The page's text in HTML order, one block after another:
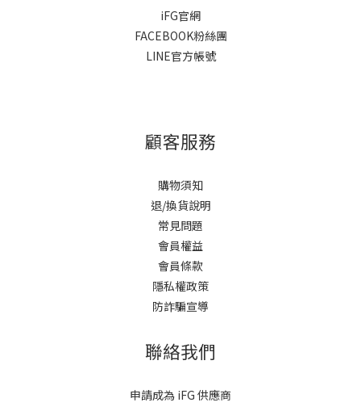
iFG官網
FACEBOOK粉絲團
LINE官方帳號
顧客服務
購物須知
退/換貨說明
常見問題
會員權益
會員條款
隱私權政策
防詐騙宣導
聯絡我們
申請成為 iFG 供應商